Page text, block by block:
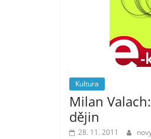
Kultura
Milan
dějin
28. 11. 2011